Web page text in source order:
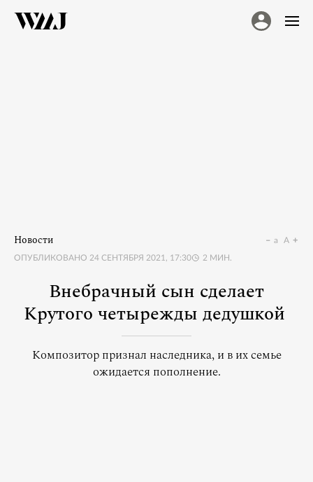
Новости
ОПУБЛИКОВАНО 24 СЕНТЯБРЯ 2021, 17:30 2 МИН.
a A
Внебрачный сын сделает
Крутого четырежды дедушкой
Композитор признал наследника, и в их семье
ожидается пополнение.